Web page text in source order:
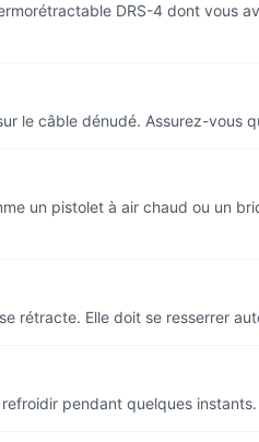
DRS-4 dont vous
le câble dénudé. Assurez-vous
un pistolet à air chaud ou un
rétracte. Elle doit se resserrer
pendant quelques